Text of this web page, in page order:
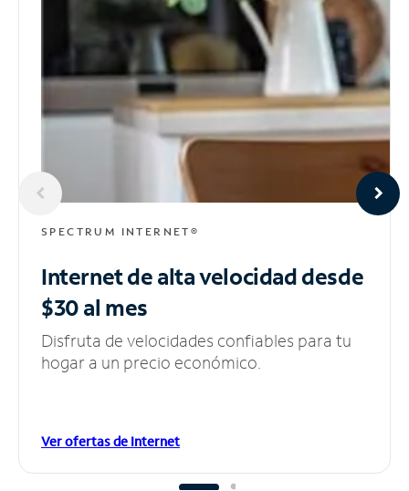
SPECTRUM INTERNET®
Internet de alta velocidaddesde
$30 al mes
Disfruta de velocidades confiables para tu
hogar a un precio económico.
Ver ofertas de Internet